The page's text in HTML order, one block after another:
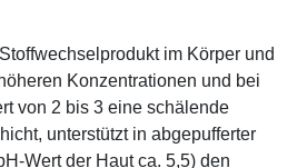
im Körper und
Konzentrationen und bei
von 2 bis 3 eine schälende
unterstützt in abgepufferter
Wert der Haut ca. 5,5) den